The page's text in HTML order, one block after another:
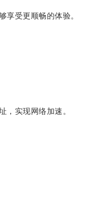
受更顺畅的体验。
实现网络加速。